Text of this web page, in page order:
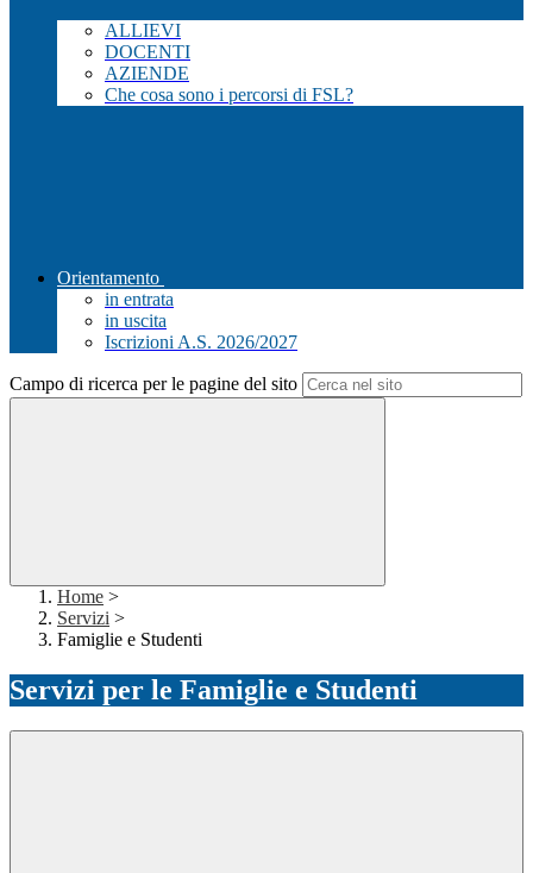
ALLIEVI
DOCENTI
AZIENDE
Che cosa sono i percorsi di FSL?
Orientamento
in entrata
in uscita
Iscrizioni A.S. 2026/2027
Campo di ricerca per le pagine del sito
Home >
Servizi >
Famiglie e Studenti
Servizi per le Famiglie e Studenti